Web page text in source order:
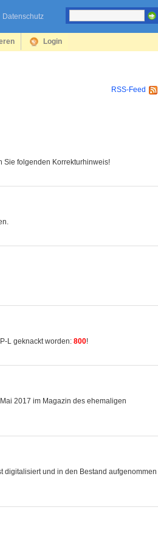
Datenschutz
Login
RSS-Feed
Sie folgenden Korrekturhinweis!
L geknackt worden: 800!
2017 im Magazin des ehemaligen
digitalisiert und in den Bestand aufgenommen